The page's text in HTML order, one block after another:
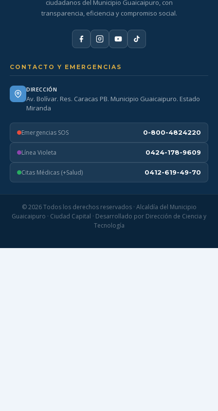
ciudadanos del Municipio Guaicaipuro, con
transparencia, eficiencia y compromiso social.
CONTACTO Y EMERGENCIAS
DIRECCIÓN
Av. Bolívar. Res. Caracas PB. Municipio Guaicaipuro. Estado
Miranda
Emergencias SOS 0-800-4824220
Línea Violeta 0424-178-9609
Citas Médicas (+Salud) 0412-619-49-70
© 2026 Todos los derechos reservados · Alcaldía del Municipio
Guaicaipuro · Ciudad Capital · Desarrollado por Dirección de Ciencia y
Tecnología